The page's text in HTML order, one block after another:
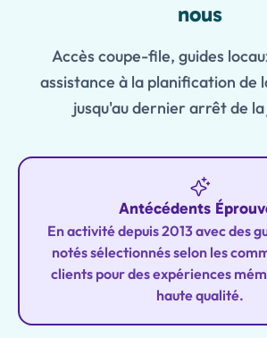
nous
Accès coupe-file, guides
assistance à la planification de
jusqu'au dernier arrêt de
Antécédents
En activité depuis 2013 avec des
notés sélectionnés selon les
clients pour des expériences
haute qualité.